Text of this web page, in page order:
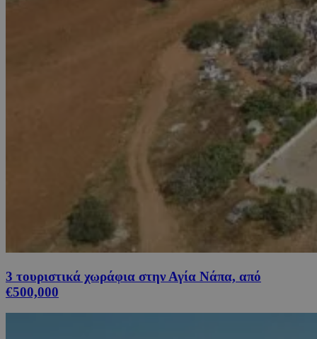
3 τουριστικά χωράφια στην Αγία Νάπα, από
€500,000